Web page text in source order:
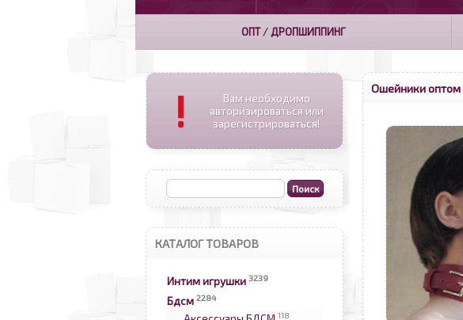
ОПТ/ ДРОПШИППИНГ
!
Вам необходимо
авторизироваться или
зарегистрироваться!
КАТАЛОГ ТОВАРОВ
Интим игрушки 3239
Бдсм 2284
118
Ошейники оптом